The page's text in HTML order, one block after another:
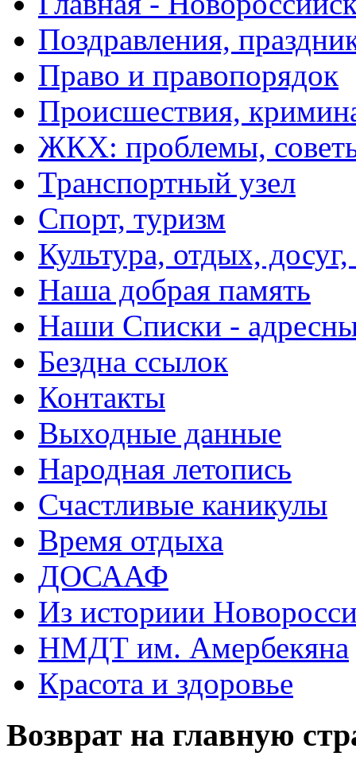
Поздравления,
Право и правопорядок
Происшествия,
ЖКХ: проблемы,
Транспортный узел
Спорт, туризм
Культура, отдых,
Наша добрая память
Наши Списки -
Бездна ссылок
Контакты
Выходные данные
Народная летопись
Счастливые каникулы
Время отдыха
ДОСААФ
Из историии
НМДТ им. Амербекяна
Красота и здоровье
Возврат на главную